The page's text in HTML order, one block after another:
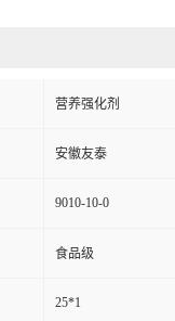
营养强化剂
安徽友泰
9010-10-0
食品级
25*1